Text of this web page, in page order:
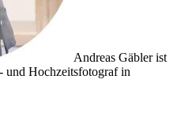
Andreas Gäbler ist
und Hochzeitsfotograf in